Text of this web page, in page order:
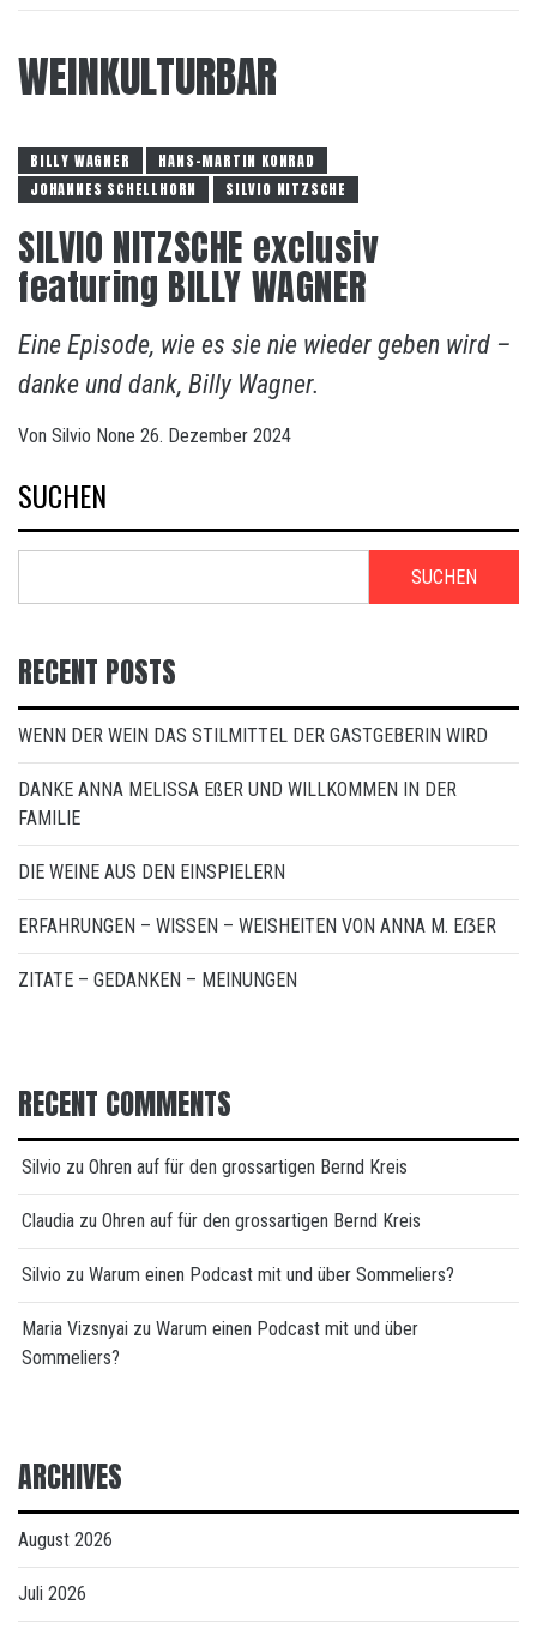
WEINKULTURBAR
BILLY WAGNER
HANS-MARTIN KONRAD
JOHANNES SCHELLHORN
SILVIO NITZSCHE
SILVIO NITZSCHE exclusiv
featuring BILLY WAGNER
Eine Episode, wie es sie nie wieder geben wird –
danke und dank, Billy Wagner.
Von Silvio None 26. Dezember 2024
SUCHEN
SUCHEN
RECENT POSTS
WENN DER WEIN DAS STILMITTEL DER GASTGEBERIN WIRD
DANKE ANNA MELISSA EßER UND WILLKOMMEN IN DER
FAMILIE
DIE WEINE AUS DEN EINSPIELERN
ERFAHRUNGEN – WISSEN – WEISHEITEN VON ANNA M. EẞER
ZITATE – GEDANKEN – MEINUNGEN
RECENT COMMENTS
Silvio zu Ohren auf für den grossartigen Bernd Kreis
Claudia zu Ohren auf für den grossartigen Bernd Kreis
Silvio zu Warum einen Podcast mit und über Sommeliers?
Maria Vizsnyai zu Warum einen Podcast mit und über
Sommeliers?
ARCHIVES
August 2026
Juli 2026